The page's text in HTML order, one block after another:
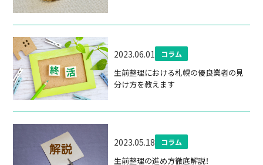
2023.06.01 コラム
生前整理における札幌の優良業者の見
分け方を教えます
2023.05.18 コラム
生前整理の進め方徹底解説！